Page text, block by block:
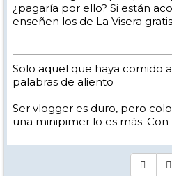
¿pagaría por ello? Si están
enseñen los de La Visera gratis
Solo aquel que haya comido
palabras de aliento
Ser vlogger es duro, pero
una minipimer lo es más.
intento hacer.
Yo hago esquí extremo : voy